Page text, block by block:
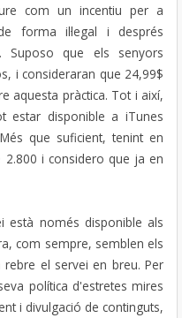
com un incentiu per a
forma il·legal i després
Suposo que els senyors
i consideraran que 24,99$
aquesta pràctica. Tot i així,
disponible a iTunes
que suficient, tenint en
i considero que ja en
està només disponible als
com sempre, semblen els
el servei en breu. Per
política d'estretes mires
i divulgació de continguts,